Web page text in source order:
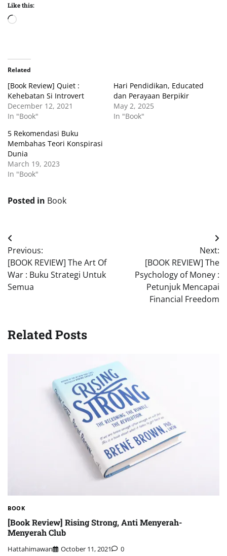
Like this:
Loading…
Related
[Book Review] Quiet :
Kehebatan Si Introvert
December 12, 2021
In "Book"
Hari Pendidikan, Educated
dan Perayaan Berpikir
May 2, 2025
In "Book"
5 Rekomendasi Buku
Membahas Teori Konspirasi
Dunia
March 19, 2023
In "Book"
Posted in Book
Post
navigation
Previous:
[BOOK REVIEW] The Art Of
War : Buku Strategi Untuk
Semua
Next:
[BOOK REVIEW] The
Psychology of Money :
Petunjuk Mencapai
Financial Freedom
Related Posts
BOOK
[Book Review] Rising Strong, Anti Menyerah-
Menyerah Club
Hattahimawan October 11, 2021 0